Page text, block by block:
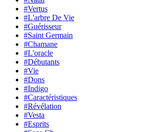
#Vertus
#L'arbre De Vie
#Guérisseur
#Saint Germain
#Chamane
#L'oracle
#Débutants
#Vie
#Dons
#Indigo
#Caractéristiques
#Révélation
#Vesta
#Esprits